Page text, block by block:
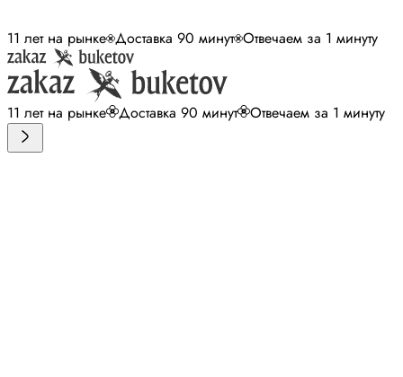
11 лет на рынке Доставка 90 минут Отвечаем за 1 минуту
11 лет на рынке Доставка 90 минут Отвечаем за 1 минуту